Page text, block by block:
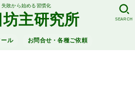
失敗から始める習慣化
主研究所
ール お問合せ・各種ご依頼
SEARCH